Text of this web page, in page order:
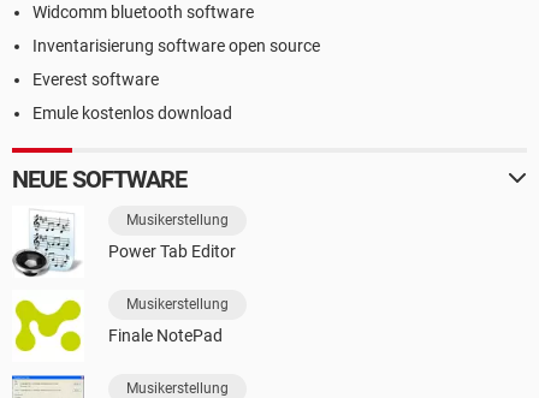
Widcomm bluetooth software
Inventarisierung software open source
Everest software
Emule kostenlos download
NEUE SOFTWARE
Musikerstellung
Power Tab Editor
Musikerstellung
Finale NotePad
Musikerstellung